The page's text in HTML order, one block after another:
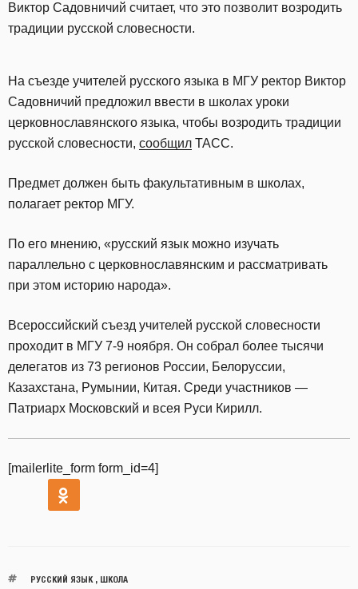
Виктор Садовничий считает, что это позволит возродить
традиции русской словесности.
На съезде учителей русского языка в МГУ ректор Виктор
Садовничий предложил ввести в школах уроки
церковнославянского языка, чтобы возродить традиции
русской словесности, сообщил ТАСС.
Предмет должен быть факультативным в школах,
полагает ректор МГУ.
По его мнению, «русский язык можно изучать
параллельно с церковнославянским и рассматривать
при этом историю народа».
Всероссийский съезд учителей русской словесности
проходит в МГУ 7-9 ноября. Он собрал более тысячи
делегатов из 73 регионов России, Белоруссии,
Казахстана, Румынии, Китая. Среди участников —
Патриарх Московский и всея Руси Кирилл.
[mailerlite_form form_id=4]
РУССКИЙ ЯЗЫК, ШКОЛА